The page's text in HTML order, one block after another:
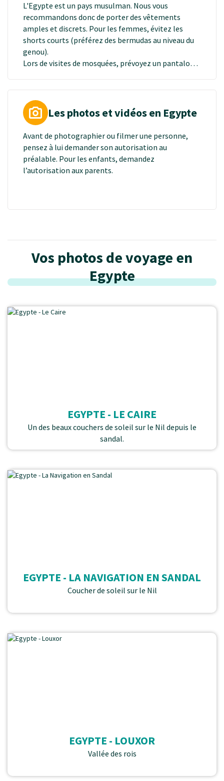
L'Egypte est un pays musulman. Nous vous
recommandons donc de porter des vêtements
amples et discrets. Pour les femmes, évitez les
shorts courts (préférez des bermudas au niveau du
genou).
Lors de visites de mosquées, prévoyez un pantalon
déchausser avant d’entrer.
Ne refusez pas le thé que l’on vous offre, cela est
mal vu.
Les gestes affectueux doivent rester discrets dans
les lieux publics. Sur la plage ou à la piscine, évitez
de trop vous exhiber.
Evitez certains sujets (politique, religion) ou
Les photos et vidéos en Egypte
Avant de photographier ou filmer une personne,
pensez à lui demander son autorisation au
préalable. Pour les enfants, demandez
l’autorisation aux parents.
Vos photos de voyage en
Egypte
EGYPTE - LE CAIRE
Un des beaux couchers de soleil sur le Nil depuis le
sandal.
EGYPTE - LA NAVIGATION EN SANDAL
Coucher de soleil sur le Nil
EGYPTE - LOUXOR
Vallée des rois